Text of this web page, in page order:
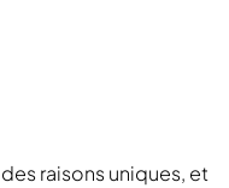
raisons uniques, et